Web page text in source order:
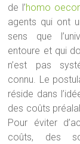
de l’homo
agents qui ont
sens que
entoure et qui
n’est pas
connu. Le
réside dans
des coûts
Pour éviter
coûts, des